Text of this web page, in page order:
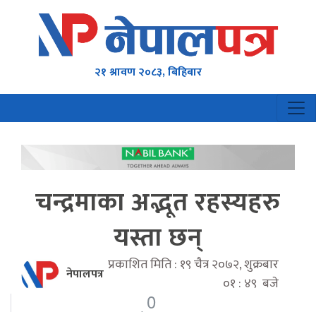
२१ श्रावण २०८३, बिहिबार
चन्द्रमाका अद्भूत रहस्यहरु
यस्ता छन्
नेपालपत्र प्रकाशित मिति : १९ चैत्र २०७२, शुक्रबार
०१ : ४९ बजे
0